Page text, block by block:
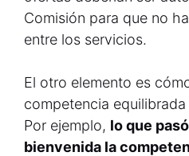
Comisión para que no
entre los servicios.
El otro elemento es
competencia
Por ejemplo, lo que
bienvenida la